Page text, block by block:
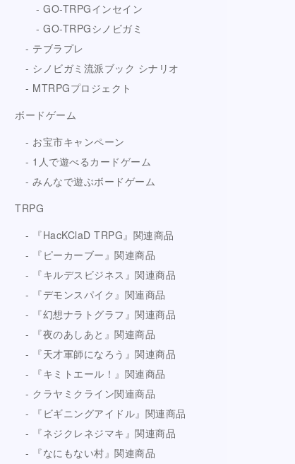
GO-TRPGインセイン
GO-TRPGシノビガミ
テブラプレ
シノビガミ流派ブック シナリオ
MTRPGプロジェクト
ボードゲーム
お宝市キャンペーン
1人で遊べるカードゲーム
みんなで遊ぶボードゲーム
TRPG
『HacKClaD TRPG』関連商品
『ピーカーブー』関連商品
『キルデスビジネス』関連商品
『デモンスパイク』関連商品
『幻想ナラトグラフ』関連商品
『夜のあしあと』関連商品
『天才軍師になろう』関連商品
『キミトエール！』関連商品
クラヤミクライン関連商品
『ビギニングアイドル』関連商品
『ネジクレネジマキ』関連商品
『なにもない村』関連商品